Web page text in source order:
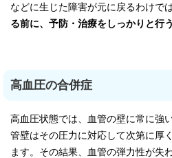
などに生じた障害が元に戻るわけで
る前に、予防・治療をしっかりと行
高血圧の合併症
高血圧状態では、血管の壁に常に強
管壁はその圧力に対応して次第に厚
ます。その結果、血管の弾力性が失